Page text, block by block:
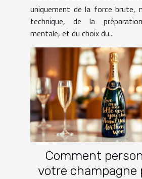
uniquement de la force brute,
technique, de la
mentale, et du choix du...
Comment
votre champagne